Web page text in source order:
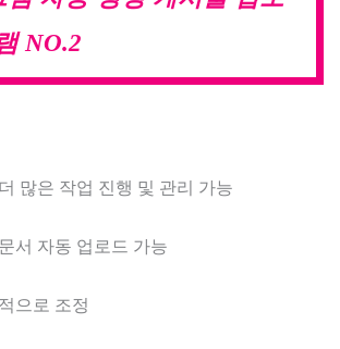
NO.2
많은 작업 진행 및 관리 가능
서 자동 업로드 가능
으로 조정